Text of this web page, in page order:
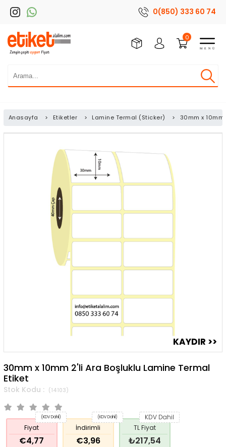
0(850) 333 60 74
0
Anasayfa > Etiketler > Lamine Termal (Sticker) > 30mm x
30mm x 10mm 2'li Ara Boşluklu Lamine Termal
Etiket
(14103)
Fiyat
€4,77
(KDV Dahil)
İndirimli
€3,96
(KDV Dahil)
TL Fiyat
₺217,54
KDV Dahil